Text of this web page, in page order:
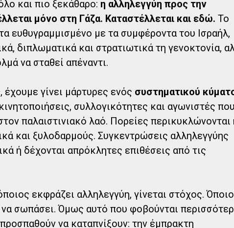
και πιο ξεκάθαρο: η αλληλεγγύη προς την
μόνο στη Γάζα. Καταστέλλεται και εδώ. Το
ευθυγραμμισμένο με τα συμφέροντα του Ισραήλ,
διπλωματικά και στρατιωτικά τη γενοκτονία,
να σταθεί απέναντι.
γίνει μάρτυρες ενός συστηματικού
συλλογικότητες και αγωνιστές που
παλαιστινιακό λαό. Πορείες περικυκλώνονται
και ξυλοδαρμούς. Συγκεντρώσεις αλληλεγγύης
ή δέχονται απρόκλητες επιθέσεις από τις
εκφράζει αλληλεγγύη, γίνεται στόχος.
σωπάσει. Όμως αυτό που φοβούνται
να καταπνίξουν: την έμπρακτη